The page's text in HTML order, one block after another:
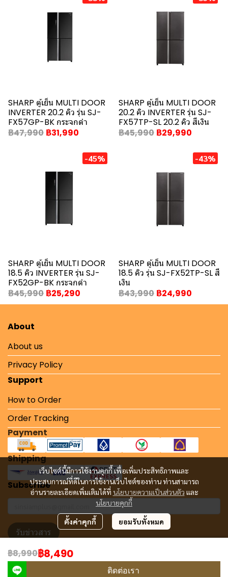
SHARP ตู้เย็น MULTI DOOR
INVERTER 20.2 คิว รุ่น SJ-
FX57GP-BK กระจกดำ
฿47,990 ฿31,990
SHARP ตู้เย็น MULTI DOOR
20.2 คิว INVERTER รุ่น SJ-
FX57TP-SL 20.2 คิว สีเงิน
฿45,990 ฿29,990
-45%
SHARP ตู้เย็น MULTI DOOR
18.5 คิว INVERTER รุ่น SJ-
FX52GP-BK กระจกดำ
฿45,990 ฿25,290
-43%
SHARP ตู้เย็น MULTI DOOR
18.5 คิว รุ่น SJ-FX52TP-SL สี
เงิน
฿43,990 ฿24,990
฿8,990฿8,490
ติดต่อเรา
เว็บไซต์นี้มีการใช้งานคุกกี้ เพื่อเพิ่มประสิทธิภาพและ
ประสบการณ์ที่ดีในการใช้งานเว็บไซต์ของท่าน ท่านสามารถ
อ่านรายละเอียดเพิ่มเติมได้ที่ นโยบายความเป็นส่วนตัว และ
นโยบายคุกกี้
ตั้งค่าคุกกี้ ยอมรับทั้งหมด
About
About us
Privacy Policy
Support
How to Order
Order Tracking
Payment
Shipping
Subscribe
รับข่าวสาร
Copyright 2024 | All Rights Reserved | Powered by MWE